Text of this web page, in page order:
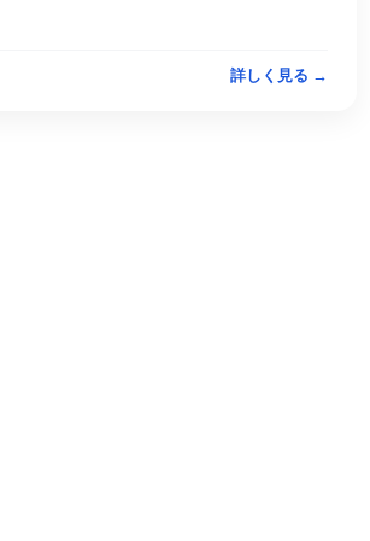
詳しく見る →